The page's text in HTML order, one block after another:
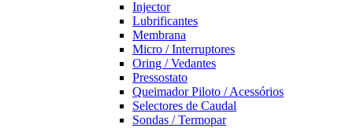
Injector
Lubrificantes
Membrana
Micro / Interruptores
Oring / Vedantes
Pressostato
Queimador Piloto / Acessórios
Selectores de Caudal
Sondas / Termopar